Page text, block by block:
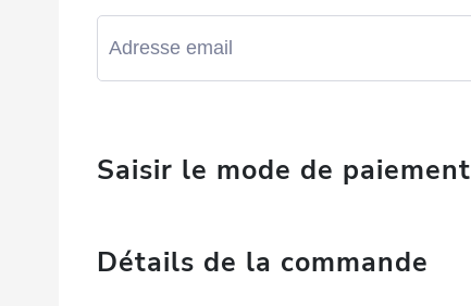
Saisir le mode de paiement
Détails de la commande